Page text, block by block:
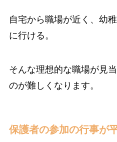
自宅から職場が近く、幼
に行ける。
そんな理想的な職場が見
のが難しくなります。
保護者の参加の行事が